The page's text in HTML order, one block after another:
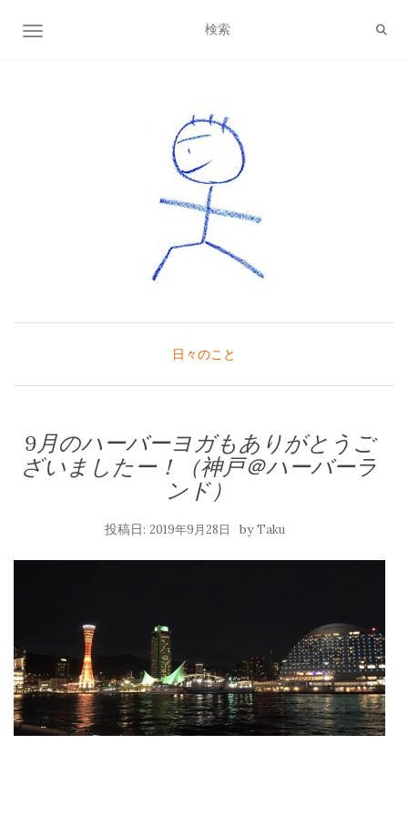
ナビゲーション切り替え
日々のこと
9月のハーバーヨガもありがとうご
ざいましたー！（神戸＠ハーバーラ
ンド）
投稿日: 2019年9月28日 byTaku